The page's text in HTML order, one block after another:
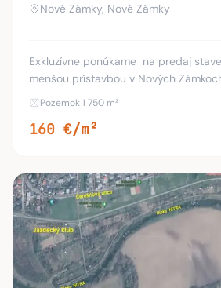
Nové Zámky, Nové Zámky
Exkluzívne ponúkame na predaj
menšou prístavbou v Nových
nachádza menší rodinný dom s
Pozemok 1 750 m²
160 €/m²